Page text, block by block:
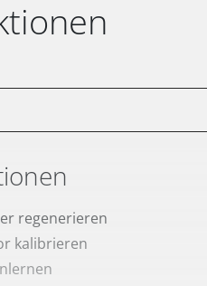
regenerieren
kalibrieren